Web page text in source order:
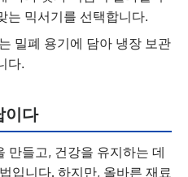
는 믹서기를 선택합니다.
는 밀폐 용기에 담아 냉장 보관
다.
이다
만들고, 건강을 유지하는 데
입니다. 하지만, 올바른 재료